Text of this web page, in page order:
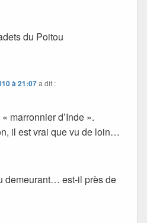
du Poitou
à 21:07a dit :
marronnier d’Inde ».
il est vrai que vu de loin…
demeurant… est-il près de